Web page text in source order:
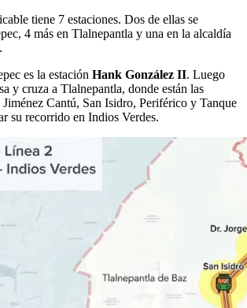
tiene 7 estaciones. Dos de ellas se
4 más en Tlalnepantla y una en la alcaldía
es la estación Hank González II. Luego
y cruza a Tlalnepantla, donde están las
Jiménez Cantú, San Isidro, Periférico y Tanque
su recorrido en Indios Verdes.